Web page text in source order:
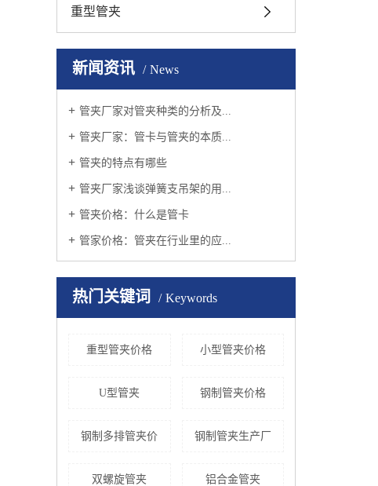
重型管夹
新闻资讯 News
管夹厂家对管夹种类的分析及...
管夹厂家：管卡与管夹的本质...
管夹的特点有哪些
管夹厂家浅谈弹簧支吊架的用...
管夹价格：什么是管卡
管家价格：管夹在行业里的应...
热门关键词 Keywords
重型管夹价格 小型管夹价格
U型管夹 钢制管夹价格
钢制多排管夹价 钢制管夹生产厂
双螺旋管夹 铝合金管夹